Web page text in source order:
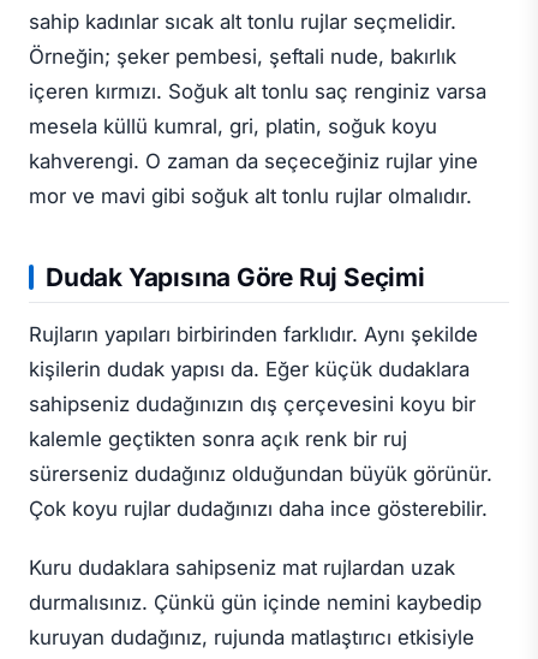
sahip kadınlar sıcak alt tonlu rujlar seçmelidir.
Örneğin; şeker pembesi, şeftali nude, bakırlık
içeren kırmızı. Soğuk alt tonlu saç renginiz varsa
mesela küllü kumral, gri, platin, soğuk koyu
kahverengi. O zaman da seçeceğiniz rujlar yine
mor ve mavi gibi soğuk alt tonlu rujlar olmalıdır.
Dudak Yapısına Göre Ruj Seçimi
Rujların yapıları birbirinden farklıdır. Aynı şekilde
kişilerin dudak yapısı da. Eğer küçük dudaklara
sahipseniz dudağınızın dış çerçevesini koyu bir
kalemle geçtikten sonra açık renk bir ruj
sürerseniz dudağınız olduğundan büyük görünür.
Çok koyu rujlar dudağınızı daha ince gösterebilir.
Kuru dudaklara sahipseniz mat rujlardan uzak
durmalısınız. Çünkü gün içinde nemini kaybedip
kuruyan dudağınız, rujunda matlaştırıcı etkisiyle